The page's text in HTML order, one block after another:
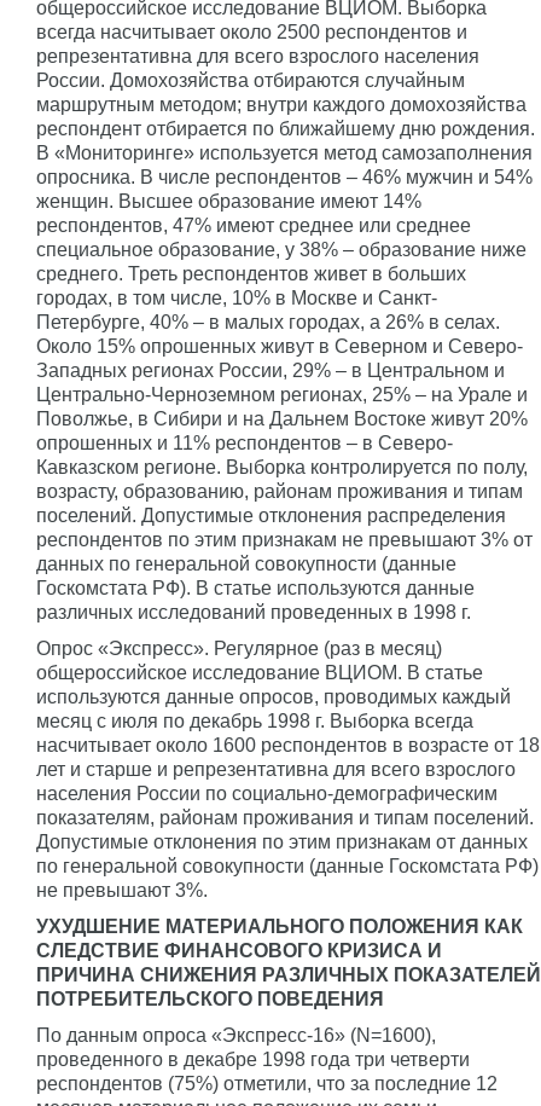
общероссийское исследование ВЦИОМ. Выборка
всегда насчитывает около 2500 респондентов и
репрезентативна для всего взрослого населения
России. Домохозяйства отбираются случайным
маршрутным методом; внутри каждого домохозяйства
респондент отбирается по ближайшему дню рождения.
В «Мониторинге» используется метод самозаполнения
опросника. В числе респондентов – 46% мужчин и 54%
женщин. Высшее образование имеют 14%
респондентов, 47% имеют среднее или среднее
специальное образование, у 38% – образование ниже
среднего. Треть респондентов живет в больших
городах, в том числе, 10% в Москве и Санкт-
Петербурге, 40% – в малых городах, а 26% в селах.
Около 15% опрошенных живут в Северном и Северо-
Западных регионах России, 29% – в Центральном и
Центрально-Черноземном регионах, 25% – на Урале и
Поволжье, в Сибири и на Дальнем Востоке живут 20%
опрошенных и 11% респондентов – в Северо-
Кавказском регионе. Выборка контролируется по полу,
возрасту, образованию, районам проживания и типам
поселений. Допустимые отклонения распределения
респондентов по этим признакам не превышают 3% от
данных по генеральной совокупности (данные
Госкомстата РФ). В статье используются данные
различных исследований проведенных в 1998 г.
Опрос «Экспресс». Регулярное (раз в месяц)
общероссийское исследование ВЦИОМ. В статье
используются данные опросов, проводимых каждый
месяц с июля по декабрь 1998 г. Выборка всегда
насчитывает около 1600 респондентов в возрасте от 18
лет и старше и репрезентативна для всего взрослого
населения России по социально-демографическим
показателям, районам проживания и типам поселений.
Допустимые отклонения по этим признакам от данных
по генеральной совокупности (данные Госкомстата РФ)
не превышают 3%.
УХУДШЕНИЕ МАТЕРИАЛЬНОГО ПОЛОЖЕНИЯ КАК
СЛЕДСТВИЕ ФИНАНСОВОГО КРИЗИСА И
ПРИЧИНА СНИЖЕНИЯ РАЗЛИЧНЫХ ПОКАЗАТЕЛЕЙ
ПОТРЕБИТЕЛЬСКОГО ПОВЕДЕНИЯ
По данным опроса «Экспресс-16» (N=1600),
проведенного в декабре 1998 года три четверти
респондентов (75%) отметили, что за последние 12